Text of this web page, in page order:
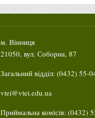
м. Вінниця
21050, вул. Соборна, 87
Загальний відділ: (0432) 55-
vtei@vtei.edu.ua
Приймальна комісія: (0432)